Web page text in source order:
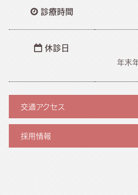
診療時間
休診日
年末
交通アクセス
採用情報